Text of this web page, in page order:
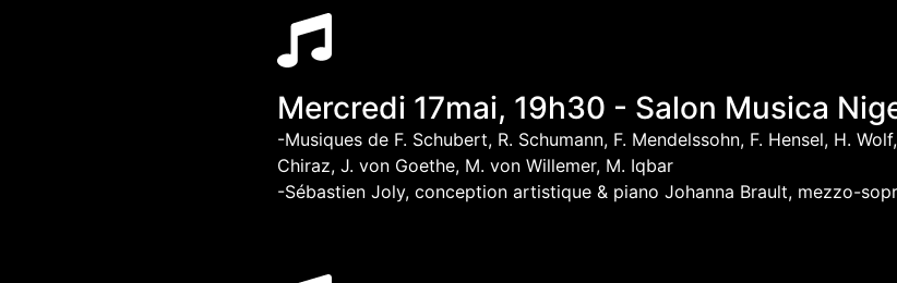
Mercredi 17mai, 19h30 - Salon Musica
-Musiques de F. Schubert, R. Schumann, F. Mendelssohn, F. Hensel, H.
Chiraz, J. von Goethe, M. von Willemer, M. Iqbar
-Sébastien Joly, conception artistique & piano Johanna Brault, mezzo-